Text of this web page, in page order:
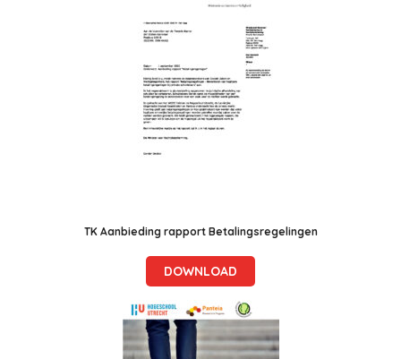
TK Aanbieding rapport Betalingsregelingen
DOWNLOAD